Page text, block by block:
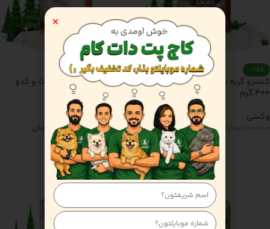
-25%
کنسرو گربه بالغ پته مرغ و جگر وکسی
400 گرم
وکسی
148,000تومان
افزودن به سبد خرید
-30%
کنسرو گربه بالغ پته گوشت و کدو
تنبل وکسی 400 گرم
وکسی
198,000تومان138,000 تومان
افزودن به سبد خرید